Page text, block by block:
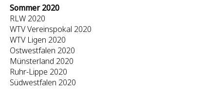
Sommer 2020
RLW 2020
WTV Vereinspokal 2020
WTV Ligen 2020
Ostwestfalen 2020
Münsterland 2020
Ruhr-Lippe 2020
Südwestfalen 2020